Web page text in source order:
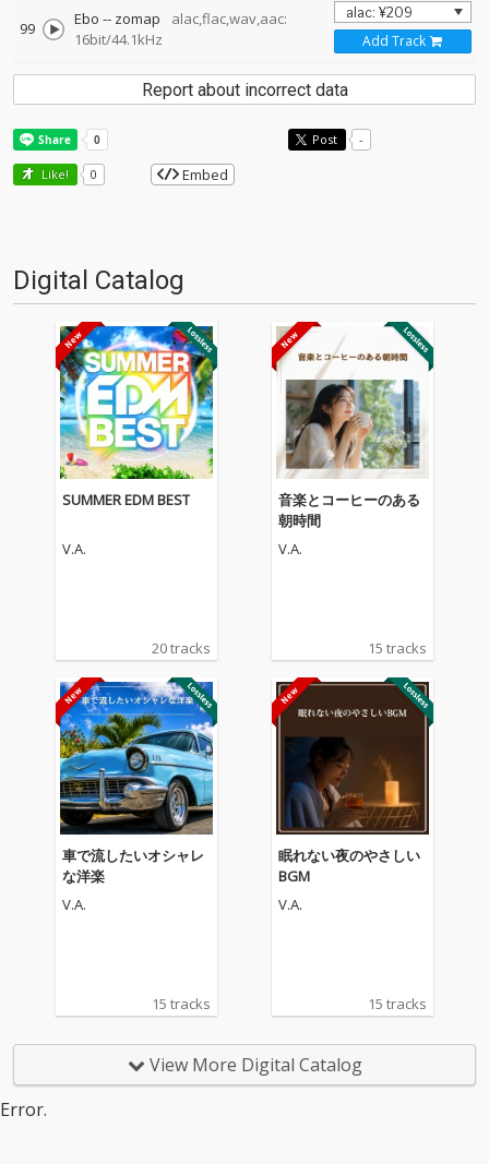
99 Ebo -- zomap
alac,flac,wav,aac:
16bit/44.1kHz
Add Track
Report about incorrect data
Post -
Like! 0 Embed
Digital Catalog
SUMMER EDM BEST
V.A.
20 tracks
音楽とコーヒーのある
朝時間
V.A.
15 tracks
車で流したいオシャレ
な洋楽
V.A.
15 tracks
眠れない夜のやさしい
BGM
V.A.
15 tracks
View More Digital Catalog
Error.